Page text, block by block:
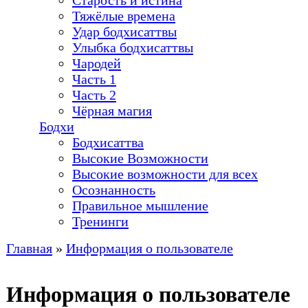
Тяжёлые времена
Удар бодхисаттвы
Улыбка бодхисаттвы
Чародей
Часть 1
Часть 2
Чёрная магия
Бодхи
Бодхисаттва
Высокие Возможности
Высокие возможности для всех
Осознанность
Правильное мышление
Тренинги
Главная » Информация о пользователе
Информация о пользователе